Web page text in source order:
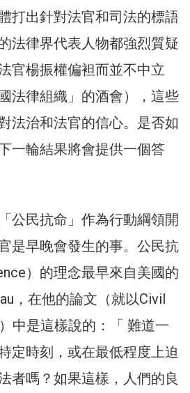
打出針對法官和司法的標語
法律界代表人物都強烈質疑
官楊振權偏袒而並不中立
法律組織」的酒會），這些
法治和法官的信心。是否如
一輪結果將會提供一個答
公民抗命」作為行動綱領開
是早晚會發生的事。公民抗
）的理念最早來自美國的
，在他的論文（就以Civil
中是這樣說的：「 難道一
定時刻，或在最低程度上迫
者嗎？如果這樣，人們的良